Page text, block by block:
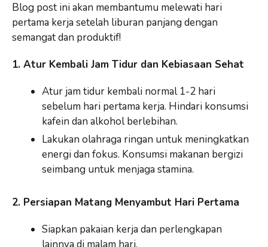
Blog post ini akan membantumu melewati hari
pertama kerja setelah liburan panjang dengan
semangat dan produktif!
1. Atur Kembali Jam Tidur dan Kebiasaan Sehat
Atur jam tidur kembali normal 1-2 hari
sebelum hari pertama kerja. Hindari konsumsi
kafein dan alkohol berlebihan.
Lakukan olahraga ringan untuk meningkatkan
energi dan fokus. Konsumsi makanan bergizi
seimbang untuk menjaga stamina.
2. Persiapan Matang Menyambut Hari Pertama
Siapkan pakaian kerja dan perlengkapan